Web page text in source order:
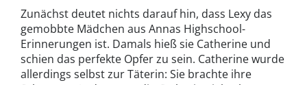
Zunächst deutet nichts darauf hin, dass Lexy das
gemobbte Mädchen aus Annas Highschool-
Erinnerungen ist. Damals hieß sie Catherine und
schien das perfekte Opfer zu sein. Catherine wurde
allerdings selbst zur Täterin: Sie brachte ihre